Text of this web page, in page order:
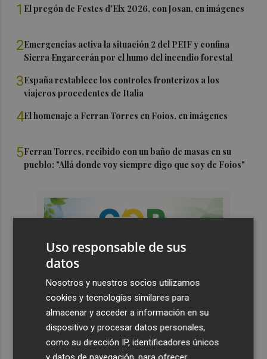
1 El pregón de Festes d'Elx 2026, con Josan, en imágenes
2Emergencias activa la situación 2 del PEIF y confina
Sierra Engarcerán por el humo del incendio forestal
3España restablece los controles fronterizos a los
viajeros procedentes de Italia
4El homenaje a Ferran Torres en Foios, en imágenes
5Ferran Torres, recibido con un baño de masas en su
pueblo: "Allá donde voy siempre digo que soy de Foios"
Uso responsable de sus
datos
Nosotros y nuestros socios utilizamos
cookies y tecnologías similares para
almacenar y acceder a información en su
dispositivo y procesar datos personales,
como su dirección IP, identificadores únicos